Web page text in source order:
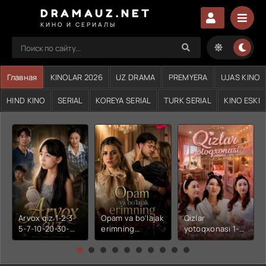
DRAMAUZ.NET
КИНО И СЕРИАЛЫ
Главная KINOLAR 2026 UZ DRAMA PREMYERA UJAS KINO
HIND KINO SERIAL KOREYA SERIAL TURK SERIAL KINO ESKI
Arvox qiz 1-2-3-
5-7-10-20-30-
50-60-70-80-
Opam va bo'lajak
erimning
xiyonati 1-2-3-4-
5-6-7-10-20-30-
Qizlar
yotoqxonasi 1-2-
3-4-5-6-7-10-20-
30-50-60-70-80-